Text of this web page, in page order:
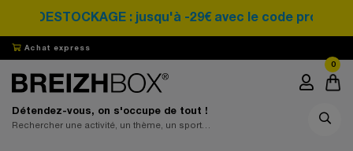
DESTOCKAGE : jusqu'à -29€ avec le code promo
Achat express
Détendez-vous, on s'occupe de tout !
0